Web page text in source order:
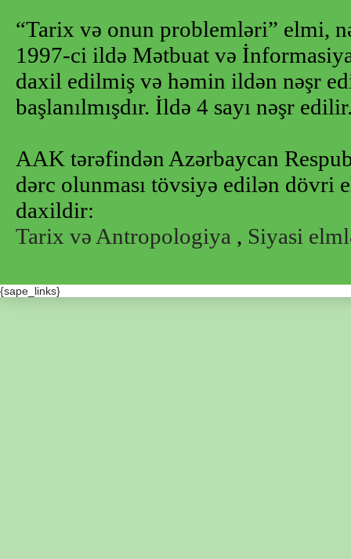
“Tarix və onun problemləri” elmi,
1997-ci ildə Mətbuat və
daxil edilmiş və həmin ildən nəşr
başlanılmışdır. İldə 4 sayı nəşr
AAK tərəfindən Azərbaycan
dərc olunması tövsiyə edilən dövri
daxildir:
Tarix və Antropologiya , Siyasi
{sape_links}